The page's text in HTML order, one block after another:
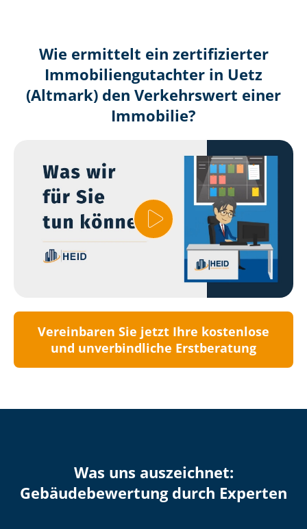
Wie ermittelt ein zertifizierter
Immobilien­gutachter in Uetz
(Altmark) den Verkehrswert einer
Immobilie?
Vereinbaren Sie jetzt Ihre kostenlose
und unverbindliche Erstberatung
Was uns auszeichnet:
Ge­bäu­de­be­wer­tung durch Experten